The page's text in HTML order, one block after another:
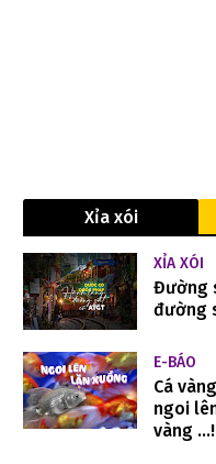
Xỉa xói
XỈA XÓI
Đường
đường
E-BÁO
Cá
ngoi
vàng ...!